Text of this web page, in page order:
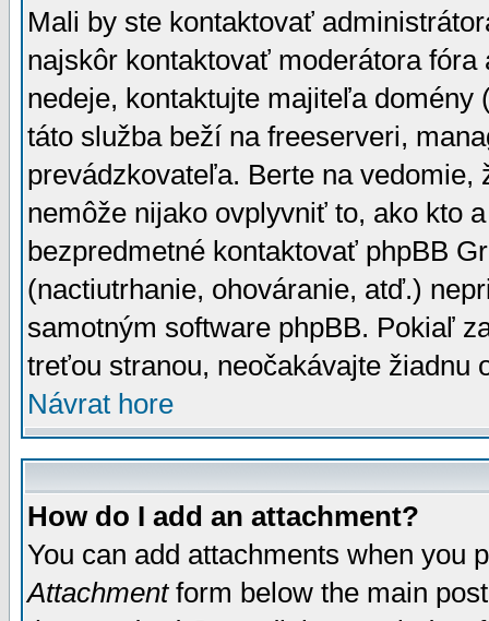
Mali by ste kontaktovať
najskôr kontaktovať moderátora
nedeje, kontaktujte majiteľa
táto služba beží na freeserveri,
prevádzkovateľa. Berte na vedomie,
nemôže nijako ovplyvniť to, ako kto
bezpredmetné kontaktovať phpBB
(nactiutrhanie, ohováranie, atď.)
samotným software phpBB. Pokiaľ
treťou stranou, neočakávajte žiadnu
Návrat hore
How do I add an attachment?
You can add attachments when you
Attachmentform below the main